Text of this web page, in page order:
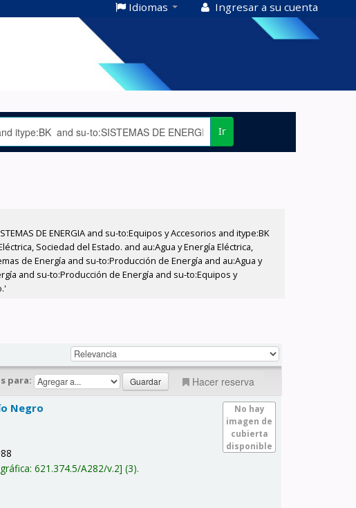
Idiomas Ingresar a su cuenta
Ir
DE ENERGIA and su-to:Equipos y Accesorios and itype:BK
Sociedad del Estado. and au:Agua y Energía Eléctrica,
de Energía and su-to:Producción de Energía and au:Agua y
and su-to:Producción de Energía and su-to:Equipos y
para: Hacer reserva
No hay
imagen de
cubierta
disponible
Negro
621.374.5/A282/v.2 (3).